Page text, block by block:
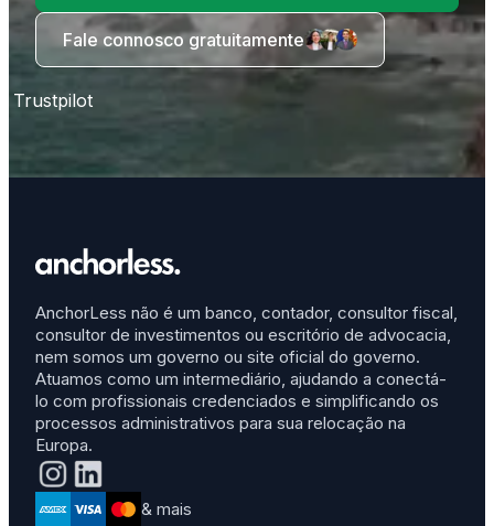
Fale connosco gratuitamente
Trustpilot
AnchorLess não é um banco, contador, consultor fiscal,
consultor de investimentos ou escritório de advocacia,
nem somos um governo ou site oficial do governo.
Atuamos como um intermediário, ajudando a conectá-
lo com profissionais credenciados e simplificando os
processos administrativos para sua relocação na
Europa.
& mais